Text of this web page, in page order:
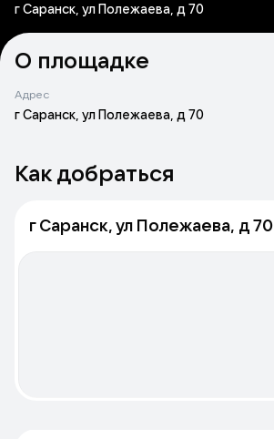
г Саранск, ул Полежаева, д 70
О площадке
Адрес
г Саранск, ул Полежаева, д 70
Как добраться
г Саранск, ул Полежаева, д 70